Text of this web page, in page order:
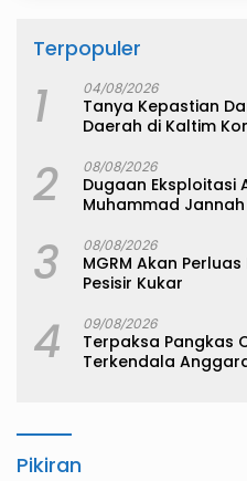
Terpopuler
1 04/08/2026
Tanya Kepastian
Daerah di Kaltim
2 08/08/2026
Dugaan Eksploitasi
Muhammad
3 08/08/2026
MGRM Akan
Pesisir Kukar
4 09/08/2026
Terpaksa Pangkas
Terkendala
Pikiran